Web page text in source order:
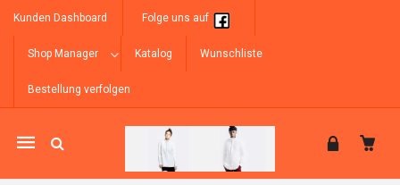
Kunden Dashboard Folge uns auf
Shop Manager Katalog Wunschliste
Bestellung verfolgen
Mobile
navigation